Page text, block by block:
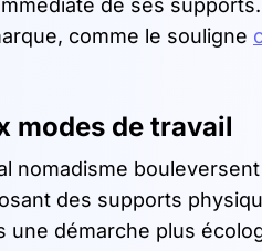
de ses
comme le souligne
modes de travail
nomadisme
des supports
une démarche plus